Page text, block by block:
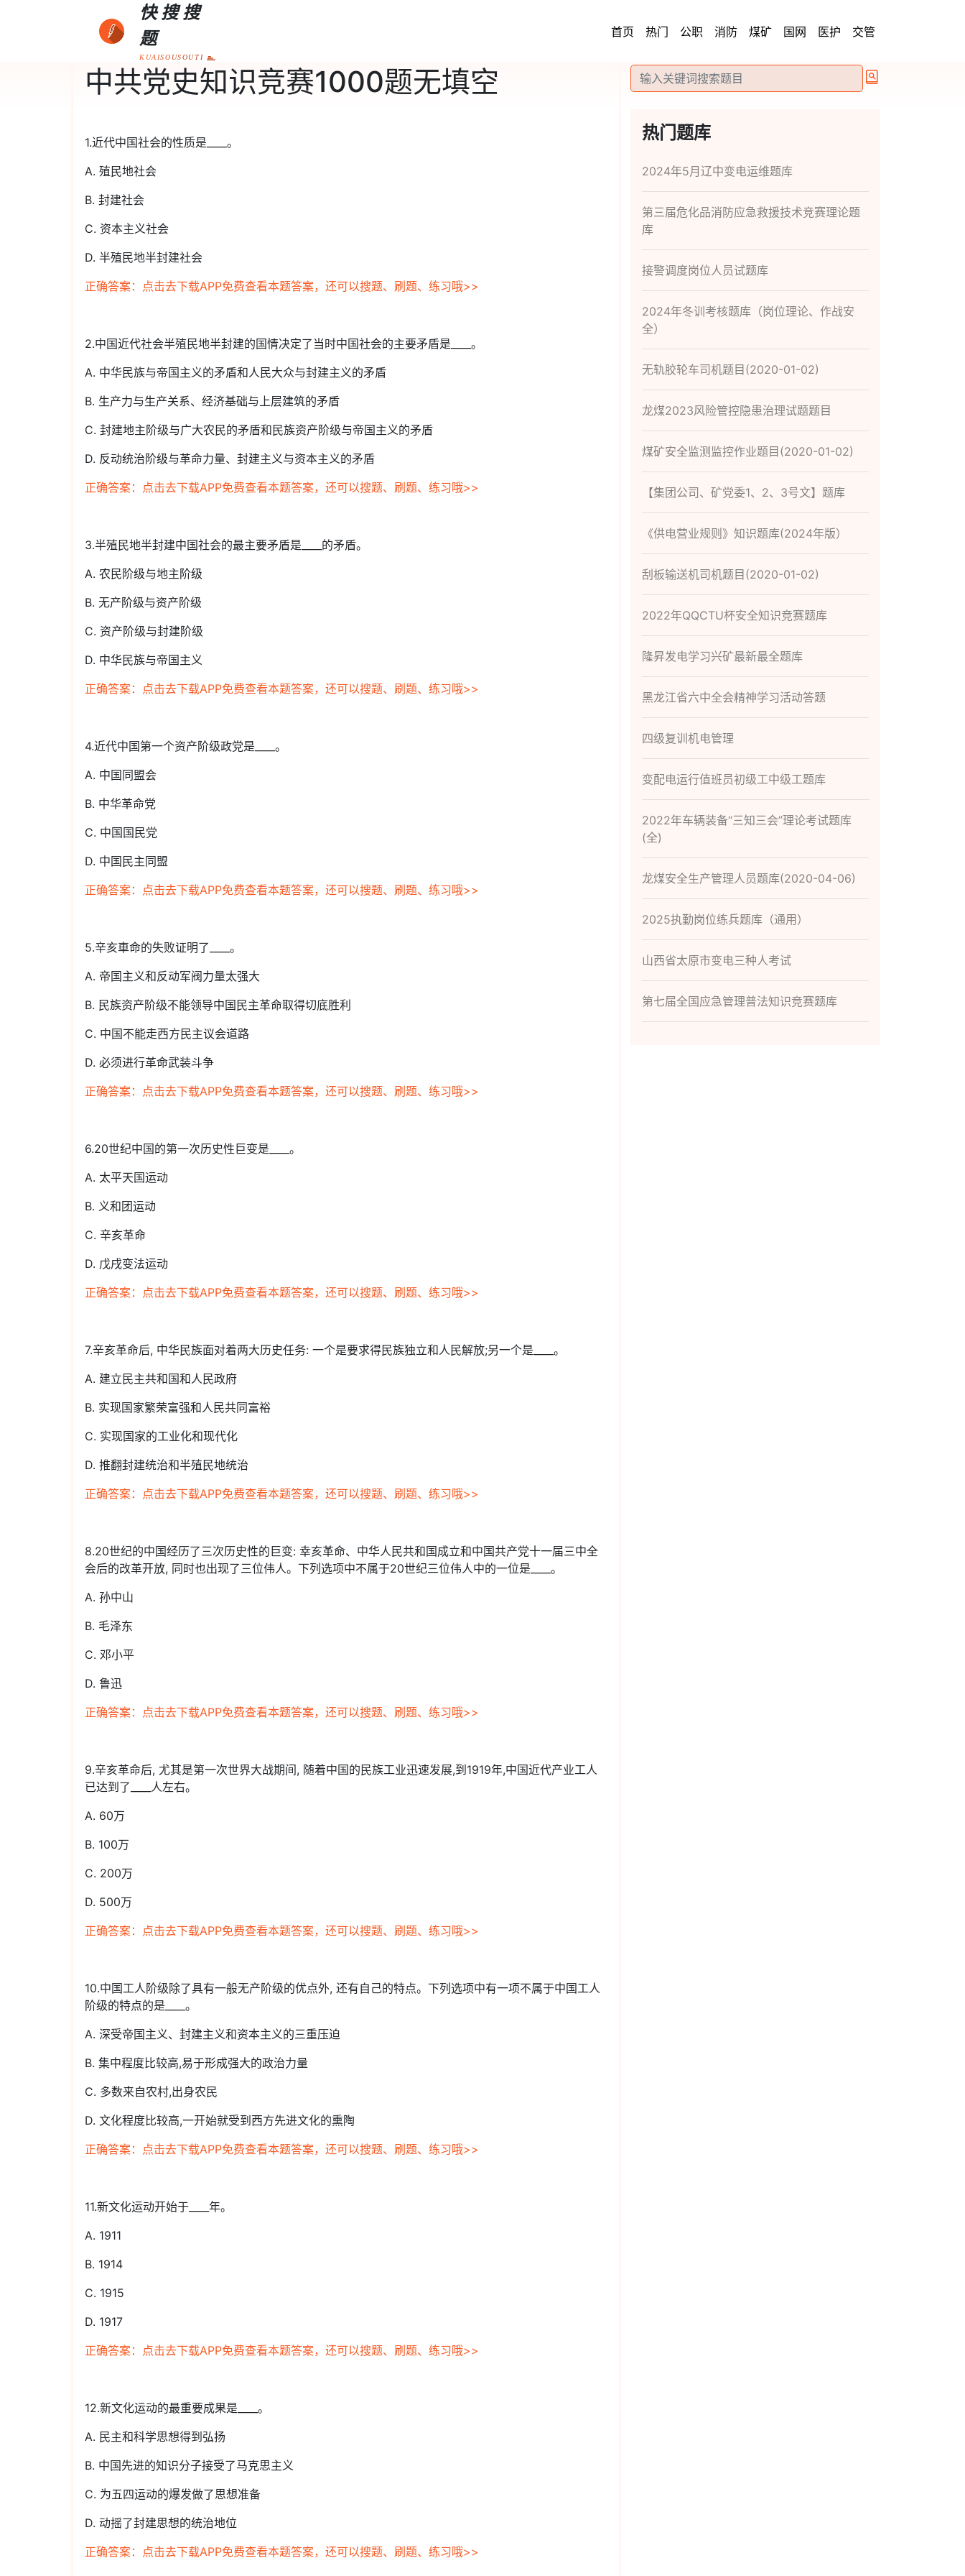
快搜搜
题
KUAISOUSOUTI
首页 热门 公职 消防 煤矿 国网 医护 交管
中共党史知识竞赛1000题无填空
1.近代中国社会的性质是____。
A. 殖民地社会
B. 封建社会
C. 资本主义社会
D. 半殖民地半封建社会
正确答案：点击去下载APP免费查看本题答案，还可以搜题、刷题、练习哦>>
2.中国近代社会半殖民地半封建的国情决定了当时中国社会的主要矛盾是____。
A. 中华民族与帝国主义的矛盾和人民大众与封建主义的矛盾
B. 生产力与生产关系、经济基础与上层建筑的矛盾
C. 封建地主阶级与广大农民的矛盾和民族资产阶级与帝国主义的矛盾
D. 反动统治阶级与革命力量、封建主义与资本主义的矛盾
正确答案：点击去下载APP免费查看本题答案，还可以搜题、刷题、练习哦>>
3.半殖民地半封建中国社会的最主要矛盾是____的矛盾。
A. 农民阶级与地主阶级
B. 无产阶级与资产阶级
C. 资产阶级与封建阶级
D. 中华民族与帝国主义
正确答案：点击去下载APP免费查看本题答案，还可以搜题、刷题、练习哦>>
4.近代中国第一个资产阶级政党是____。
A. 中国同盟会
B. 中华革命党
C. 中国国民党
D. 中国民主同盟
正确答案：点击去下载APP免费查看本题答案，还可以搜题、刷题、练习哦>>
5.辛亥車命的失败证明了____。
A. 帝国主义和反动军阀力量太强大
B. 民族资产阶级不能领导中国民主革命取得切底胜利
C. 中国不能走西方民主议会道路
D. 必须进行革命武装斗争
正确答案：点击去下载APP免费查看本题答案，还可以搜题、刷题、练习哦>>
6.20世纪中国的第一次历史性巨变是____。
A. 太平天国运动
B. 义和团运动
C. 辛亥革命
D. 戊戌变法运动
正确答案：点击去下载APP免费查看本题答案，还可以搜题、刷题、练习哦>>
7.辛亥革命后, 中华民族面对着两大历史任务: 一个是要求得民族独立和人民解放;另一个是____。
A. 建立民主共和国和人民政府
B. 实现国家繁荣富强和人民共同富裕
C. 实现国家的工业化和现代化
D. 推翻封建统治和半殖民地统治
正确答案：点击去下载APP免费查看本题答案，还可以搜题、刷题、练习哦>>
8.20世纪的中国经历了三次历史性的巨变: 幸亥革命、中华人民共和国成立和中国共产党十一届三中全
会后的改革开放, 同时也出现了三位伟人。下列选项中不属于20世纪三位伟人中的一位是____。
A. 孙中山
B. 毛泽东
C. 邓小平
D. 鲁迅
正确答案：点击去下载APP免费查看本题答案，还可以搜题、刷题、练习哦>>
9.辛亥革命后, 尤其是第一次世界大战期间, 随着中国的民族工业迅速发展,到1919年,中国近代产业工人
已达到了____人左右。
A. 60万
B. 100万
C. 200万
D. 500万
正确答案：点击去下载APP免费查看本题答案，还可以搜题、刷题、练习哦>>
10.中国工人阶级除了具有一般无产阶级的优点外, 还有自己的特点。下列选项中有一项不属于中国工人
阶级的特点的是____。
A. 深受帝国主义、封建主义和资本主义的三重压迫
B. 集中程度比较高,易于形成强大的政治力量
C. 多数来自农村,出身农民
D. 文化程度比较高,一开始就受到西方先进文化的熏陶
正确答案：点击去下载APP免费查看本题答案，还可以搜题、刷题、练习哦>>
11.新文化运动开始于____年。
A. 1911
B. 1914
C. 1915
D. 1917
正确答案：点击去下载APP免费查看本题答案，还可以搜题、刷题、练习哦>>
12.新文化运动的最重要成果是____。
A. 民主和科学思想得到弘扬
B. 中国先进的知识分子接受了马克思主义
C. 为五四运动的爆发做了思想准备
D. 动摇了封建思想的统治地位
正确答案：点击去下载APP免费查看本题答案，还可以搜题、刷题、练习哦>>
热门题库
2024年5月辽中变电运维题库
第三届危化品消防应急救援技术竞赛理论题
库
接警调度岗位人员试题库
2024年冬训考核题库（岗位理论、作战安
全）
无轨胶轮车司机题目(2020-01-02)
龙煤2023风险管控隐患治理试题题目
煤矿安全监测监控作业题目(2020-01-02)
【集团公司、矿党委1、2、3号文】题库
《供电营业规则》知识题库(2024年版）
刮板输送机司机题目(2020-01-02)
2022年QQCTU杯安全知识竞赛题库
隆昇发电学习兴矿最新最全题库
黑龙江省六中全会精神学习活动答题
四级复训机电管理
变配电运行值班员初级工中级工题库
2022年车辆装备“三知三会”理论考试题库
(全)
龙煤安全生产管理人员题库(2020-04-06)
2025执勤岗位练兵题库（通用）
山西省太原市变电三种人考试
第七届全国应急管理普法知识竞赛题库